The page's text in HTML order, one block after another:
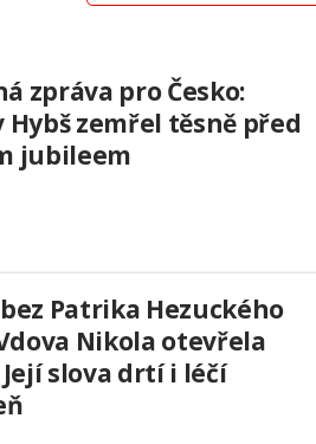
zpráva pro Česko:
Hybš zemřel těsně před
jubileem
Patrika Hezuckého
Nikola otevřela
slova drtí i léčí